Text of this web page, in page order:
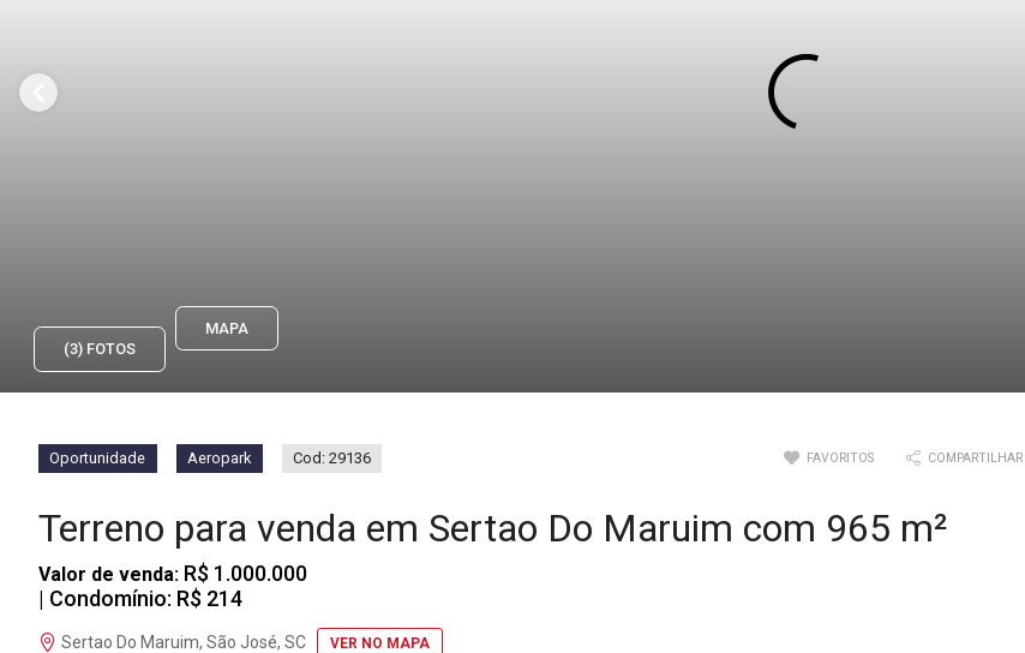
(3) FOTOS
MAPA
Oportunidade Aeropark Cod: 29136 FAVORITOS COMPARTILHAR
Terreno para venda em Sertao Do Maruim com 965 m²
Valor de venda: R$ 1.000.000
| Condomínio: R$ 214
Sertao Do Maruim, São José, SC VER NO MAPA